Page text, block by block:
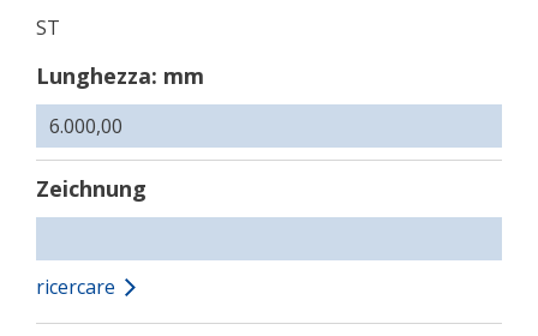
ST
Lunghezza: mm
Zeichnung
ricercare